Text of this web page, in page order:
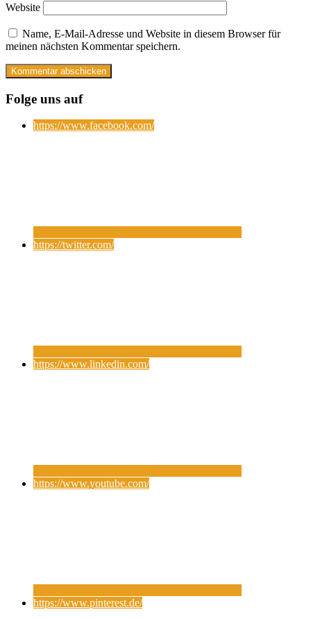
Website
Name, E-Mail-Adresse und Website in diesem Browser für
meinen nächsten Kommentar speichern.
Folge uns auf
https://www.facebook.com/
https://twitter.com/
https://www.linkedin.com/
https://www.youtube.com/
https://www.pinterest.de/